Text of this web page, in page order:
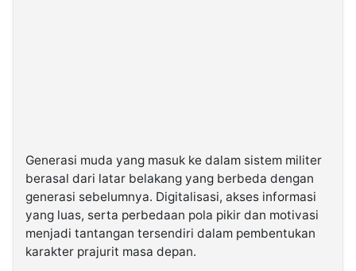
Generasi muda yang masuk ke dalam sistem militer
berasal dari latar belakang yang berbeda dengan
generasi sebelumnya. Digitalisasi, akses informasi
yang luas, serta perbedaan pola pikir dan motivasi
menjadi tantangan tersendiri dalam pembentukan
karakter prajurit masa depan.